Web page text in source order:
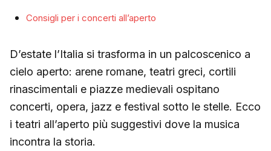
Consigli per i concerti all’aperto
D’estate l’Italia si trasforma in un palcoscenico a
cielo aperto: arene romane, teatri greci, cortili
rinascimentali e piazze medievali ospitano
concerti, opera, jazz e festival sotto le stelle. Ecco
i teatri all’aperto più suggestivi dove la musica
incontra la storia.